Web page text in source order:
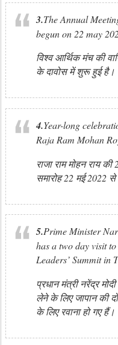
3.The Annual
begun on 22 may
विश्व आर्थिक मंच की
के दावोस में शुरू हुई है।
4.Year-long
Raja Ram Mohan
राजा राम मोहन राय
समारोह 22 मई 2022
5.Prime Minister
has a two day visit
Leaders’ Summit in
प्रधान मंत्री नरेंद्र
लेने के लिए जापान की
के लिए रवाना हो गए हैं।